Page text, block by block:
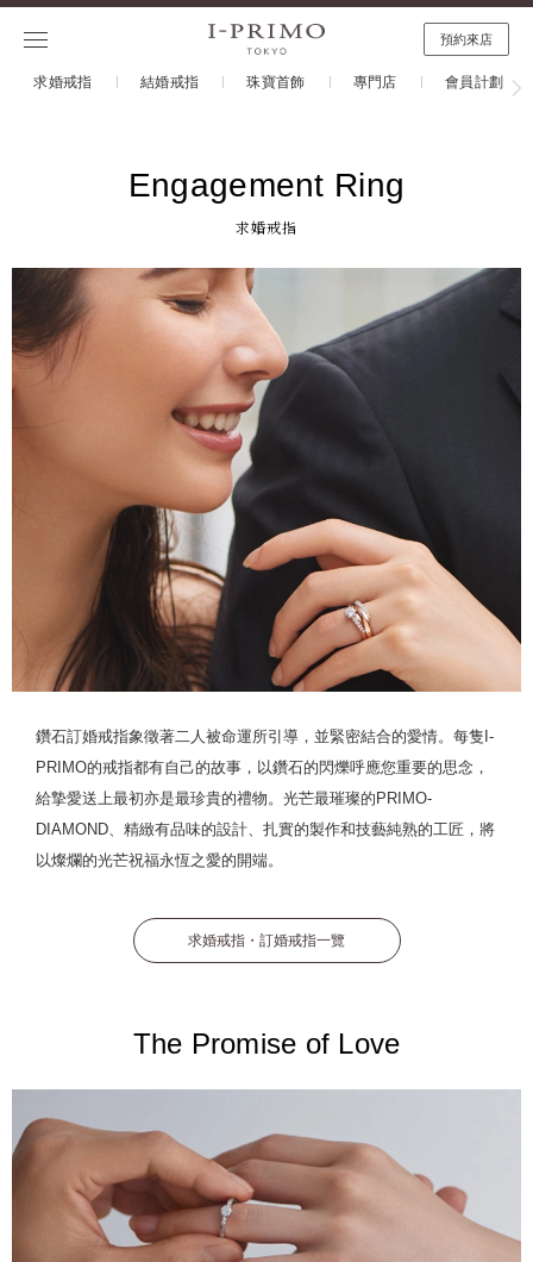
預約來店
求婚戒指 結婚戒指 珠寶首飾 專門店 會員計劃
Engagement Ring
求婚戒指
鑽石訂婚戒指象徵著二人被命運所引導，並緊密結合的愛情。每隻I-
PRIMO的戒指都有自己的故事，以鑽石的閃爍呼應您重要的思念，
給摯愛送上最初亦是最珍貴的禮物。光芒最璀璨的PRIMO-
DIAMOND、精緻有品味的設計、扎實的製作和技藝純熟的工匠，將
以燦爛的光芒祝福永恆之愛的開端。
求婚戒指・訂婚戒指一覽
The Promise of Love